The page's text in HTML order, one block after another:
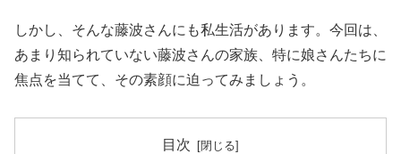
しかし、そんな藤波さんにも私生活があります。今回は、
あまり知られていない藤波さんの家族、特に娘さんたちに
焦点を当てて、その素顔に迫ってみましょう。
目次